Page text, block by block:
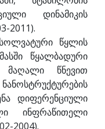
დინამიკის
2011).
წყლის
წყალბადური
მაღალი წნევით
დიფერენციული
ინფრაწითელი
2004).